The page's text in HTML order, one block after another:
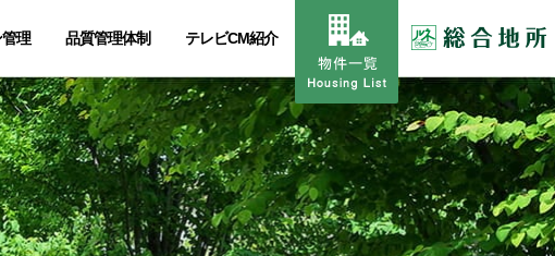
理 品質管理体制 テレビCM紹介